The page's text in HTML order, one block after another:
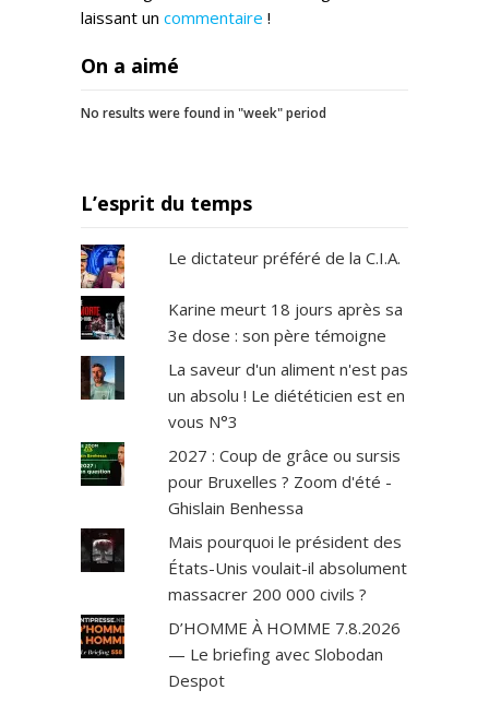
laissant un commentaire !
On a aimé
No results were found in "week" period
L’esprit du temps
Le dictateur préféré de la C.I.A.
Karine meurt 18 jours après sa
3e dose : son père témoigne
La saveur d'un aliment n'est pas
un absolu ! Le diététicien est en
vous N°3
2027 : Coup de grâce ou sursis
pour Bruxelles ? Zoom d'été -
Ghislain Benhessa
Mais pourquoi le président des
États-Unis voulait-il absolument
massacrer 200 000 civils ?
D’HOMME À HOMME 7.8.2026
— Le briefing avec Slobodan
Despot